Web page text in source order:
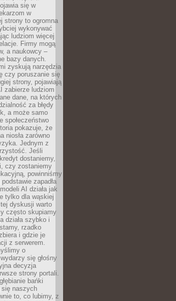
się w
w
strony to ogromna
wykonywać
ludziom więcej
Firmy mogą
a naukowcy –
bazy danych.
zyskują narzędzia
czy poruszanie się
strony, pojawiają
zabierze ludziom
dane, na których
za błędy
a może samo
społeczeństwo
pokazuje, że
niosła zarówno
Jednym z
Jeśli
dostaniemy,
czy zostaniemy
powinniśmy
zapadła
AI działa jak
tylko dla wąskiej
dyskusji warto
często skupiamy
działa szybko i
rzadko
i gdzie je
z serwerem.
o
się głośny
decyzja
strony portali.
bańki
się naszych
to, co lubimy, z